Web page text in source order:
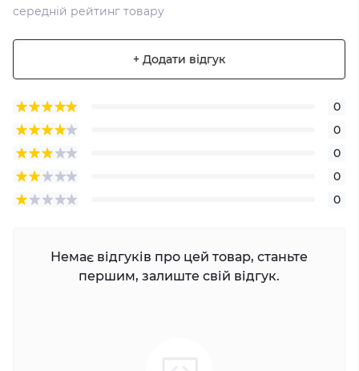
середній рейтинг товару
+ Додати відгук
0
0
0
0
0
Немає відгуків про цей товар, станьте
першим, залиште свій відгук.